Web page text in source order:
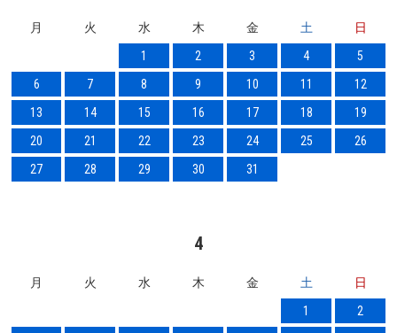
月 火 水 木 金 土
日
1
2 3 4
5
6
7 8 9 10 11
12
13
14 15 16 17 18
19
20
21 22 23 24 25
26
27
28 29 30 31
4
月 火 水 木 金 土
日
1
2